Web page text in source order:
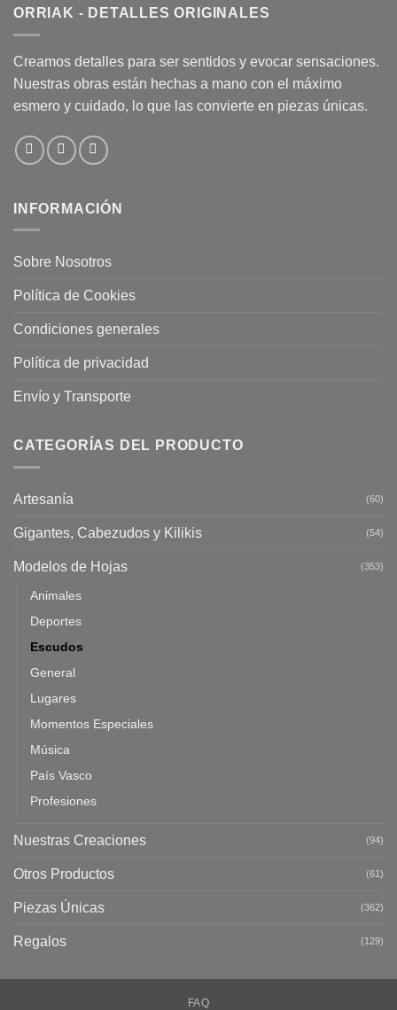
ORRIAK - DETALLES ORIGINALES
Creamos detalles para ser sentidos y evocar sensaciones.
Nuestras obras están hechas a mano con el máximo
esmero y cuidado, lo que las convierte en piezas únicas.
INFORMACIÓN
Sobre Nosotros
Política de Cookies
Condiciones generales
Política de privacidad
Envío y Transporte
CATEGORÍAS DEL PRODUCTO
Artesanía (60)
Gigantes, Cabezudos y Kilikis (54)
Modelos de Hojas (353)
Animales
Deportes
Escudos
General
Lugares
Momentos Especiales
Música
País Vasco
Profesiones
Nuestras Creaciones (94)
Otros Productos (61)
Piezas Únicas (362)
Regalos (129)
FAQ